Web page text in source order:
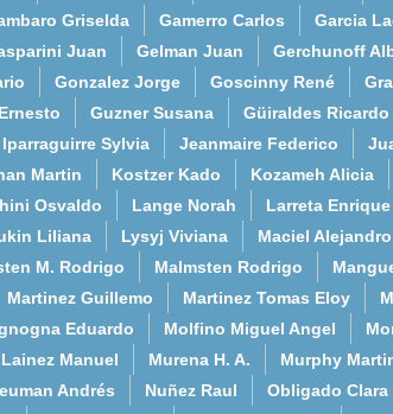
Griselda Gamerro Carlos Garcia
Juan Gelman Juan Gerchunoff
Gonzalez Jorge Goscinny René
Guzner Susana Güiraldes Ricardo
Iparraguirre Sylvia Jeanmaire Federico
Martin Kostzer Kado Kozameh Alicia
Osvaldo Lange Norah Larreta Enrique
Liliana Lysyj Viviana Maciel Alejandro
M. Rodrigo Malmsten Rodrigo
Martinez Guillemo Martinez Tomas Eloy
Eduardo Molfino Miguel Angel
Manuel Murena H. A. Murphy
Andrés Nuñez Raul Obligado Clara